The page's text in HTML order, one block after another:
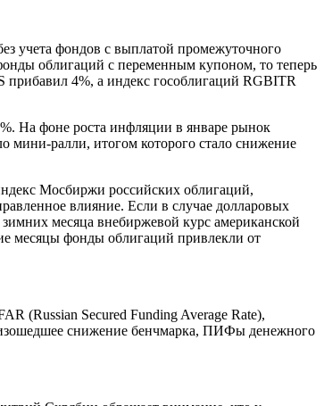
учета фондов с выплатой промежуточного
облигаций с переменным купоном, то теперь
4%, а индекс гособлигаций RGBITR
На фоне роста инфляции в январе рынок
мини-ралли, итогом которого стало снижение
Мосбиржи российских облигаций,
влияние. Если в случае долларовых
месяца внебиржевой курс американской
месяцы фонды облигаций привлекли от
(Russian Secured Funding Average Rate),
снижение бенчмарка, ПИФы денежного